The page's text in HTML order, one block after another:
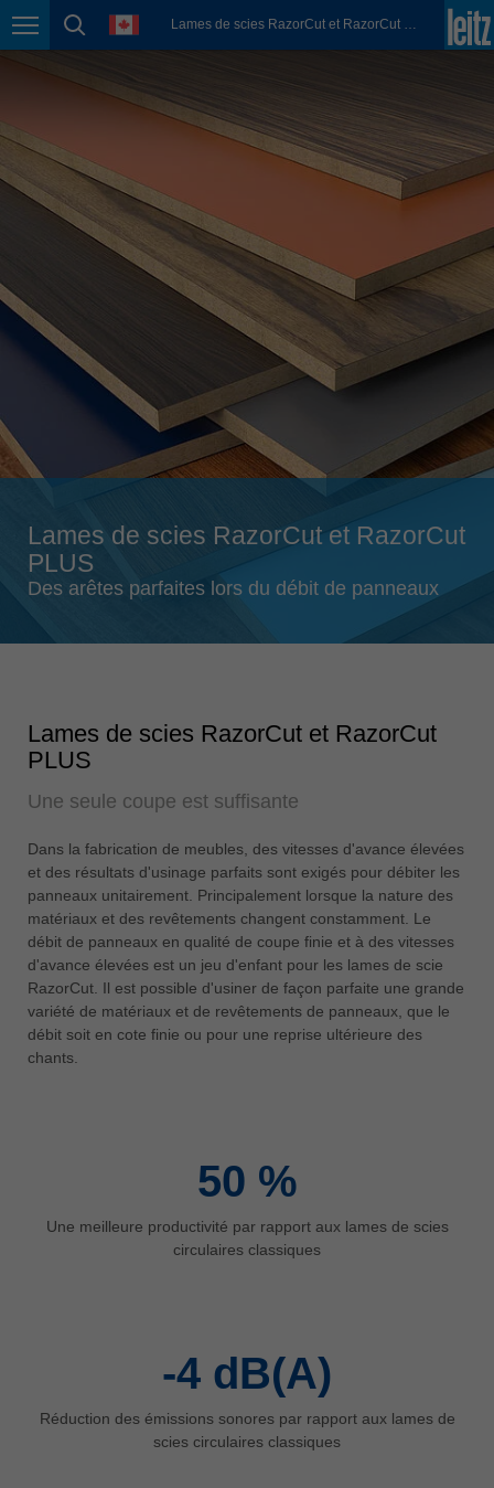
Page navigation
page search
language Lames de scies RazorCut et RazorCut PLUS
México
Nederland
nederlands
deutsch
Polska
polski
Portugal
România
Română
Schweiz
deutsch français
english
Slovenija
Suomi
english
türkçe
USA
english
Việt Nam
中国
中文
ประเทศไทย
Lames de scies RazorCut et RazorCut
PLUS
Des arêtes parfaites lors du débit de panneaux
Lames de scies RazorCut et RazorCut
PLUS
Une seule coupe est suffisante
Dans la fabrication de meubles, des vitesses d'avance élevées
et des résultats d'usinage parfaits sont exigés pour débiter les
panneaux unitairement. Principalement lorsque la nature des
matériaux et des revêtements changent constamment. Le
débit de panneaux en qualité de coupe finie et à des vitesses
d'avance élevées est un jeu d'enfant pour les lames de scie
RazorCut. Il est possible d'usiner de façon parfaite une grande
variété de matériaux et de revêtements de panneaux, que le
débit soit en cote finie ou pour une reprise ultérieure des
chants.
50 %
Une meilleure productivité par rapport aux lames de scies
circulaires classiques
-4 dB(A)
Réduction des émissions sonores par rapport aux lames de
scies circulaires classiques